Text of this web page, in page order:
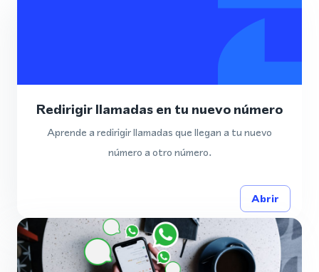
Redirigir llamadas en tu nuevo número
Aprende a redirigir llamadas que llegan a tu nuevo
número a otro número.
Abrir